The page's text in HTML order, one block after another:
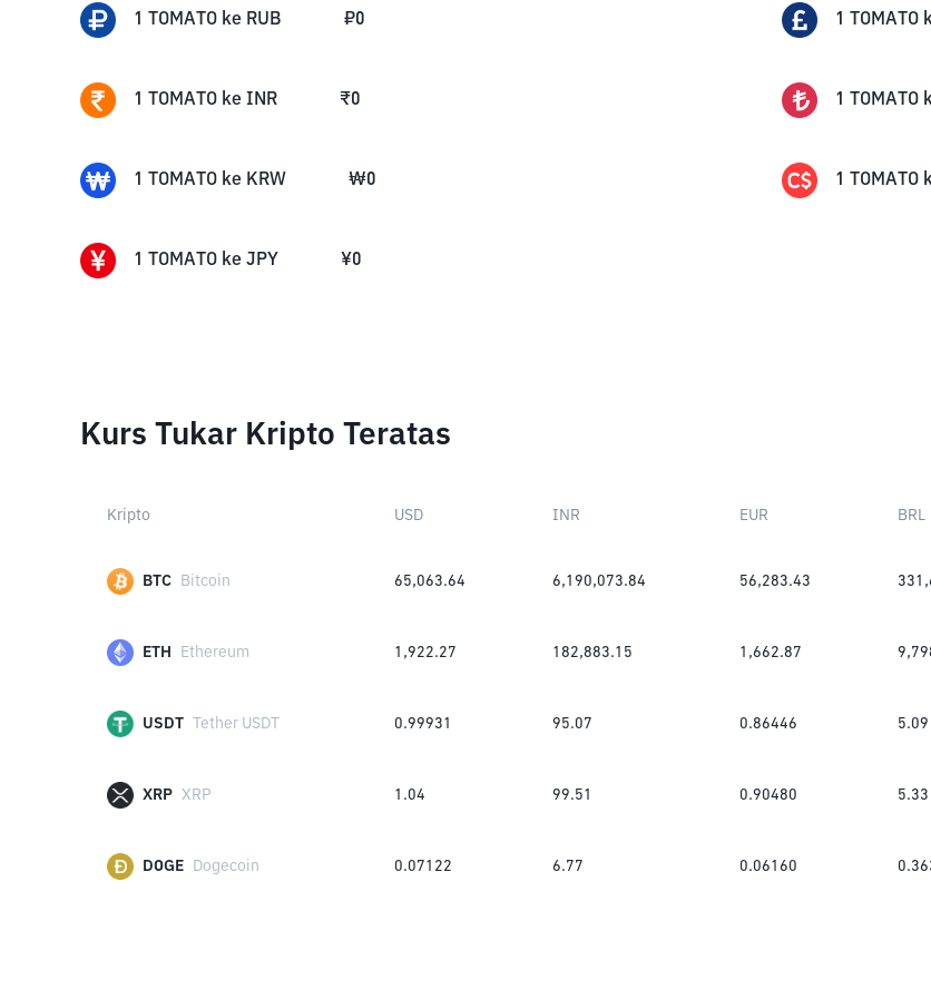
1 TOMATO ke RUB ₽0 1 TOMATO
1 TOMATO ke INR ₹0 1 TOMATO
1 TOMATO ke KRW ₩0 1 TOMATO
1 TOMATO ke JPY ¥0
Kurs Tukar Kripto Teratas
Kripto USD INR EUR BRL
BTC Bitcoin 65,063.64 6,190,073.84 56,283.43
ETH Ethereum 1,922.27 182,883.15 1,662.87
USDT Tether USDT 0.99931 95.07 0.86446 5.09
XRP XRP 1.04 99.51 0.90480 5.33
DOGE Dogecoin 0.07122 6.77 0.06160